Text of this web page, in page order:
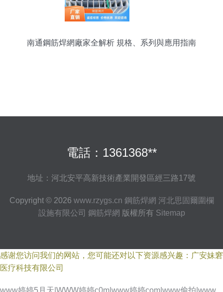
南通鋼筋焊網廠家全解析 規格、系列與應用指南
電話：1361368**
地址：河北安平高新技術產業開發區經三路17號
Copyright © 2026 www.rzygs.cn 鋼筋焊網 河北思固爾圍欄
設施有限公司 鋼筋焊網 版權所有 Sitemap
感谢您访问我们的网站，您可能还对以下资源感兴趣：广安妹窘
医疗科技有限公司
www婷婷5月天|WWW婷婷c0m|www婷婷com|www偷拍|www